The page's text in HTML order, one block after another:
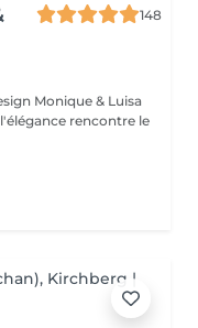
148
Monique & Luisa
rencontre le